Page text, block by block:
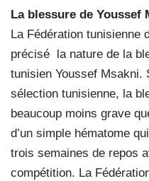
La blessure de Youssef
La Fédération tunisienne
précisé la nature de la
tunisien Youssef Msakni.
sélection tunisienne, la
beaucoup moins grave
d’un simple hématome
trois semaines de repos
compétition. La